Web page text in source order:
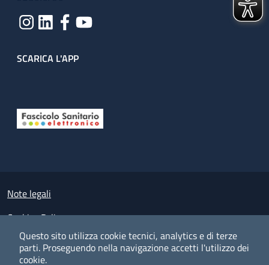
Questo sito utilizza cookie tecnici, analytics e di terze
parti. Proseguendo nella navigazione accetti l'utilizzo dei
cookie.
SCARICA L'APP
Small prints
Note legali
Cookies Policy
Policy privacy e protezione del dato personale